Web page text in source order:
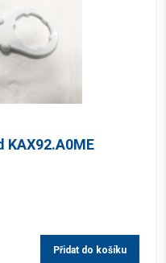
Přidat do košíku